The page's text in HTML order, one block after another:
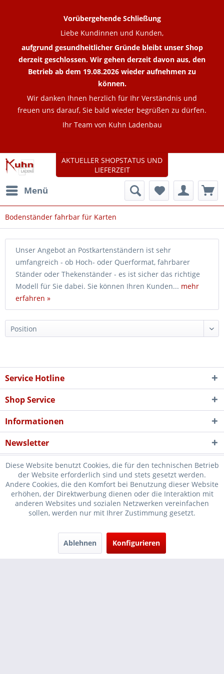
Menü
Bodenständer fahrbar für Karten
Unser Angebot an Postkartenständern ist sehr
umfangreich - ob Hoch- oder Querformat, fahrbarer
Ständer oder Thekenständer - es ist sicher das richtige
Modell für Sie dabei. Sie können Ihren Kunden... mehr
erfahren »
AKTUELLER SHOPSTATUS UND
LIEFERZEIT
Vorübergehende Schließung
Liebe Kundinnen und Kunden,
aufgrund gesundheitlicher Gründe bleibt unser Shop
derzeit geschlossen. Wir gehen derzeit davon aus, den
Betrieb ab dem 19.08.2026 wieder aufnehmen zu
können.
Wir danken Ihnen herzlich für Ihr Verständnis und
freuen uns darauf, Sie bald wieder begrüßen zu dürfen.
Ihr Team von Kuhn Ladenbau
Service Hotline
Shop Service
Informationen
Newsletter
* Verkauf nur an Unternehmer, Gewerbetreibende, Freiberufler und
öffentliche Institutionen, daher verstehen sich alle Preise zzgl.
nicht anders beschrieben
Diese Website benutzt Cookies, die für den technischen Betrieb
der Website erforderlich sind und stets gesetzt werden.
Andere Cookies, die den Komfort bei Benutzung dieser Website
erhöhen, der Direktwerbung dienen oder die Interaktion mit
anderen Websites und sozialen Netzwerken vereinfachen
sollen, werden nur mit Ihrer Zustimmung gesetzt.
Ablehnen Konfigurieren